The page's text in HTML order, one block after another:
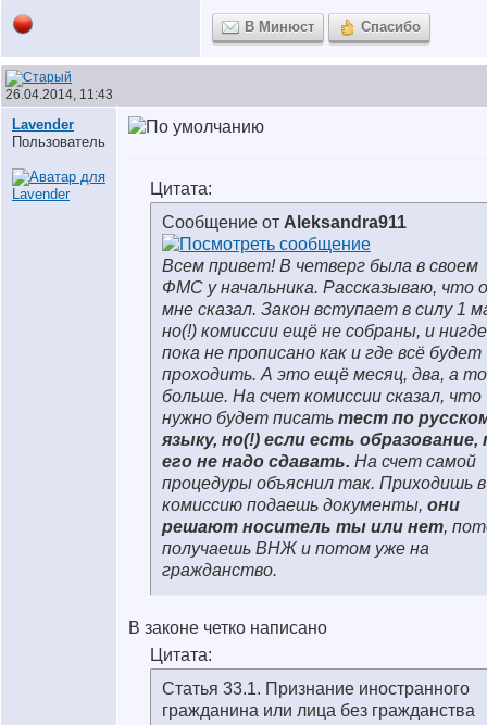
В Минюст Спасибо
26.04.2014, 11:43
Lavender
Пользователь
Цитата:
Сообщение от Aleksandra911
Всем привет! В четверг была в своем
ФМС у начальника. Рассказываю, что
мне сказал. Закон вступает в силу 1
но(!) комиссии ещё не собраны, и нигде
пока не прописано как и где всё будет
проходить. А это ещё месяц, два, а
больше. На счет комиссии сказал, что
нужно будет писать тест по
языку, но(!) если есть образование,
его не надо сдавать. На счет самой
процедуры объяснил так. Приходишь в
комиссию подаешь документы, они
решают носитель ты или нет,
получаешь ВНЖ и потом уже на
гражданство.
В законе четко написано
Цитата:
Статья 33.1. Признание иностранного
гражданина или лица без гражданства